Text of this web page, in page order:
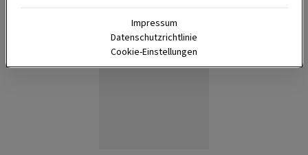
Impressum
Datenschutzrichtlinie
Cookie-Einstellungen